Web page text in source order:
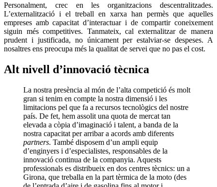
Personalment, crec en les organitzacions descentralitzades.
L’externalització i el treball en xarxa han permès que aquelles
empreses amb capacitat d’interactuar i de compartir coneixement
siguin més competitives. Tanmateix, cal externalitzar de manera
prudent i justificada, no únicament per estalviar-se despeses. A
nosaltres ens preocupa més la qualitat de servei que no pas el cost.
Alt nivell d’innovació tècnica
La nostra presència al món de l’alta competició és molt
gran si tenim en compte la nostra dimensió i les
limitacions pel que fa a recursos tecnològics del nostre
país. De fet, hem assolit una quota de mercat tan
elevada a còpia d’imaginació i talent, a banda de la
nostra capacitat per arribar a acords amb diferents
partners. També disposem d’un ampli equip
d’enginyers i d’especialistes, responsables de la
innovació continua de la companyia. Aquests
professionals es distribueix en dos centres tècnics: un a
Girona, que treballa en la part tèrmica de la moto (des